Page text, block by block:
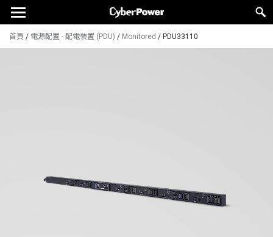
首頁 / 電源配置 - 配電裝置 (PDU) / Monitored / PDU33110